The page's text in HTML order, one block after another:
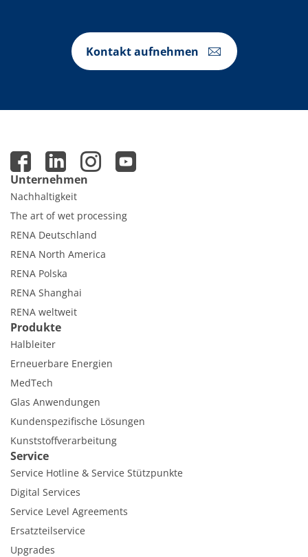
Kontakt aufnehmen
Unternehmen
Nachhaltigkeit
The art of wet processing
RENA Deutschland
RENA North America
RENA Polska
RENA Shanghai
RENA weltweit
Produkte
Halbleiter
Erneuerbare Energien
MedTech
Glas Anwendungen
Kundenspezifische Lösungen
Kunststoffverarbeitung
Service
Service Hotline & Service Stützpunkte
Digital Services
Service Level Agreements
Ersatzteilservice
Upgrades